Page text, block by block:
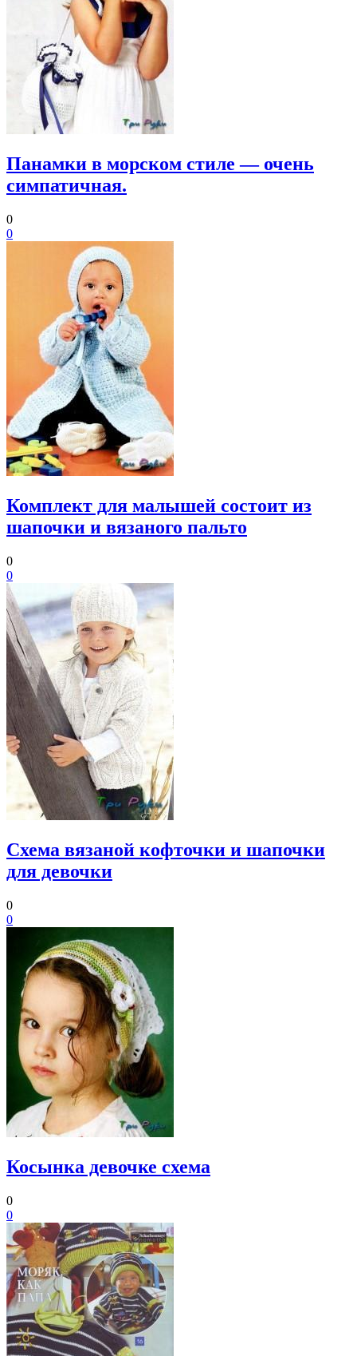
Панамки в морском стиле — очень
симпатичная.
0
0
Комплект для малышей состоит из
шапочки и вязаного пальто
0
0
Схема вязаной кофточки и шапочки
для девочки
0
0
Косынка девочке схема
0
0